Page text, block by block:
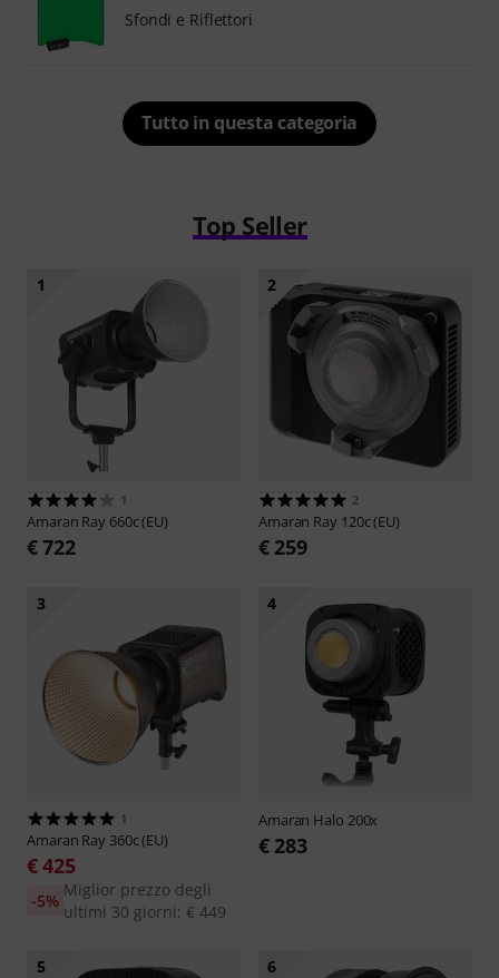
Sfondi e Riflettori
Tutto in questa categoria
Top Seller
1
1
Amaran Ray 660c (EU)
€ 722
2
2
Amaran Ray 120c (EU)
€ 259
3
1
Amaran Ray 360c (EU)
€ 425
Miglior prezzo degli
ultimi 30 giorni: € 449
-5%
4
Amaran Halo 200x
€ 283
5 6